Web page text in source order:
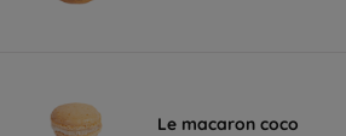
Le macaron coco